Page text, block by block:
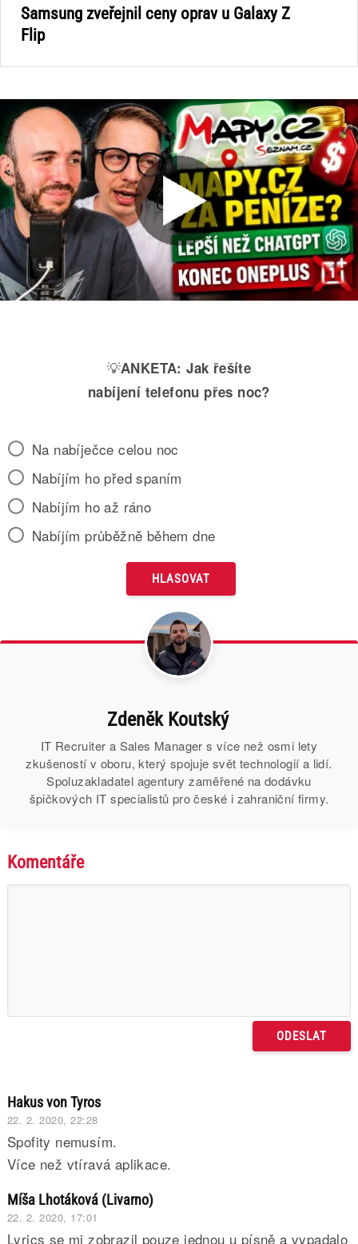
Samsung zveřejnil ceny oprav u Galaxy Z
Flip
💡ANKETA: Jak řešíte
nabíjení telefonu přes noc?
Na nabíječce celou noc
Nabíjím ho před spaním
Nabíjím ho až ráno
Nabíjím průběžně během dne
Zdeněk Koutský
IT Recruiter a Sales Manager s více než osmi lety
zkušeností v oboru, který spojuje svět technologií a lidí.
Spoluzakladatel agentury zaměřené na dodávku
špičkových IT specialistů pro české i zahraniční firmy.
Komentáře
Hakus von Tyros
22. 2. 2020, 22:28
Spofity nemusím.
Více než vtíravá aplikace.
Míša Lhotáková (Livarno)
22. 2. 2020, 17:01
Lyrics se mi zobrazil pouze jednou u písně a vypadalo